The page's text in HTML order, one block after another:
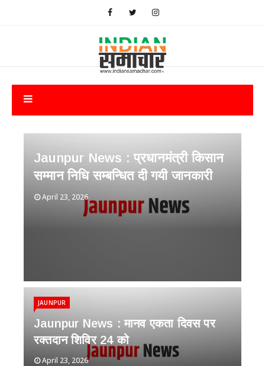
Jaunpur News : ​प्रधानमंत्री किसान
सम्मान निधि सम्बन्धित दी गयी जानकारी
April 23, 2026
JAUNPUR
Jaunpur News : ​मानव एकता दिवस पर
रक्तदान शिविर 24 को
April 23, 2026